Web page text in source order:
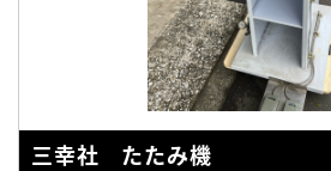
三幸社 たたみ機